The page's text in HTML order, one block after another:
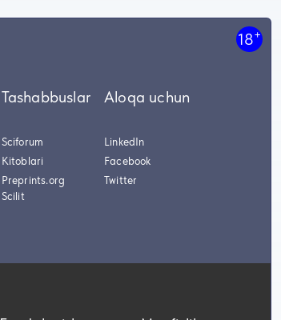
18+
Tashabbuslar
Sciforum
Kitoblari
Preprints.org
Scilit
Aloqa uchun
LinkedIn
Facebook
Twitter